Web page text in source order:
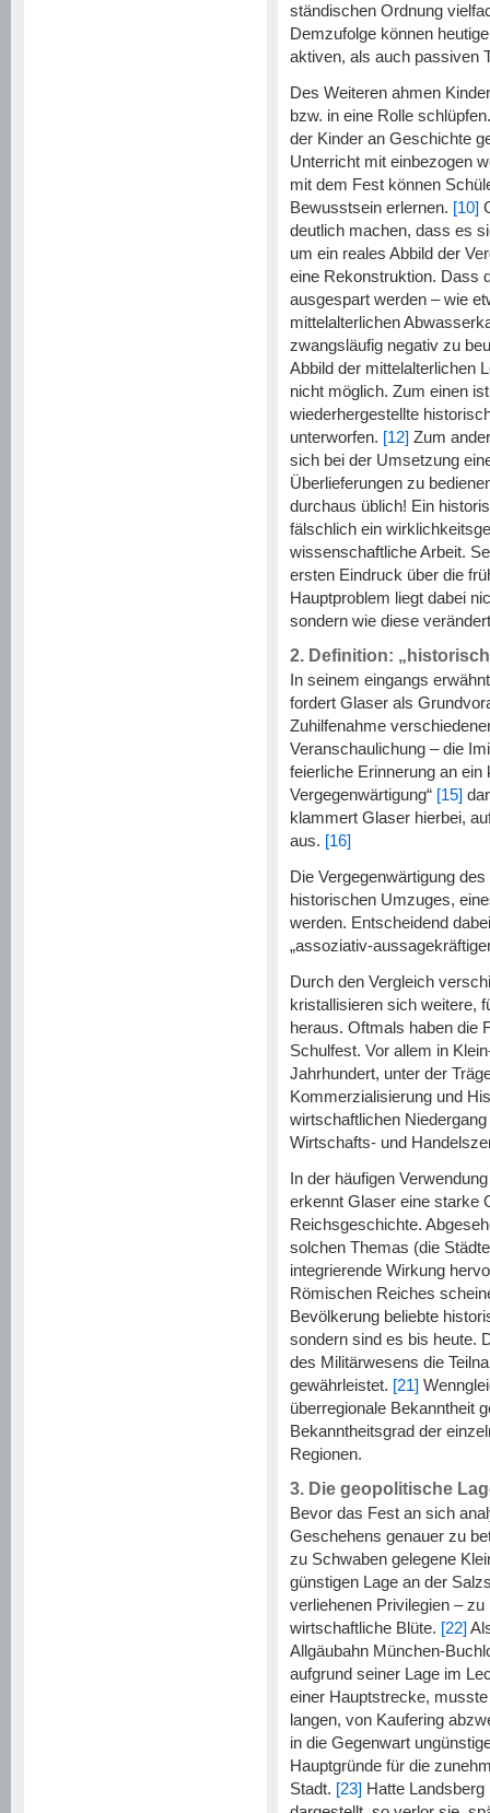
ständischen Ordnung
Demzufolge können
aktiven, als auch passiven
Des Weiteren ahmen
bzw. in eine Rolle
der Kinder an Geschichte
Unterricht mit einbezogen
mit dem Fest können
Bewusstsein erlernen. [10]
deutlich machen, dass es
um ein reales Abbild der
eine Rekonstruktion. Dass
ausgespart werden – wie
mittelalterlichen
zwangsläufig negativ zu
Abbild der mittelalterlichen
nicht möglich. Zum einen
wiederhergestellte
unterworfen. [12] Zum
sich bei der Umsetzung
Überlieferungen zu
durchaus üblich! Ein
fälschlich ein
wissenschaftliche Arbeit.
ersten Eindruck über die
Hauptproblem liegt dabei
sondern wie diese
2. Definition:
In seinem eingangs
fordert Glaser als
Zuhilfenahme
Veranschaulichung – die
feierliche Erinnerung an
Vergegenwärtigung“ [15]
klammert Glaser hierbei,
aus. [16]
Die Vergegenwärtigung
historischen Umzuges,
werden. Entscheidend
„assoziativ-
Durch den Vergleich
kristallisieren sich weitere,
heraus. Oftmals haben die
Schulfest. Vor allem in
Jahrhundert, unter der
Kommerzialisierung und
wirtschaftlichen
Wirtschafts- und
In der häufigen
erkennt Glaser eine starke
Reichsgeschichte.
solchen Themas (die
integrierende Wirkung
Römischen Reiches
Bevölkerung beliebte
sondern sind es bis heute.
des Militärwesens die
gewährleistet. [21]
überregionale Bekanntheit
Bekanntheitsgrad der
Regionen.
3. Die geopolitische
Bevor das Fest an sich
Geschehens genauer zu
zu Schwaben gelegene
günstigen Lage an der
verliehenen Privilegien –
wirtschaftliche Blüte. [22]
Allgäubahn München-
aufgrund seiner Lage im
einer Hauptstrecke,
langen, von Kaufering
in die Gegenwart
Hauptgründe für die
Stadt. [23] Hatte